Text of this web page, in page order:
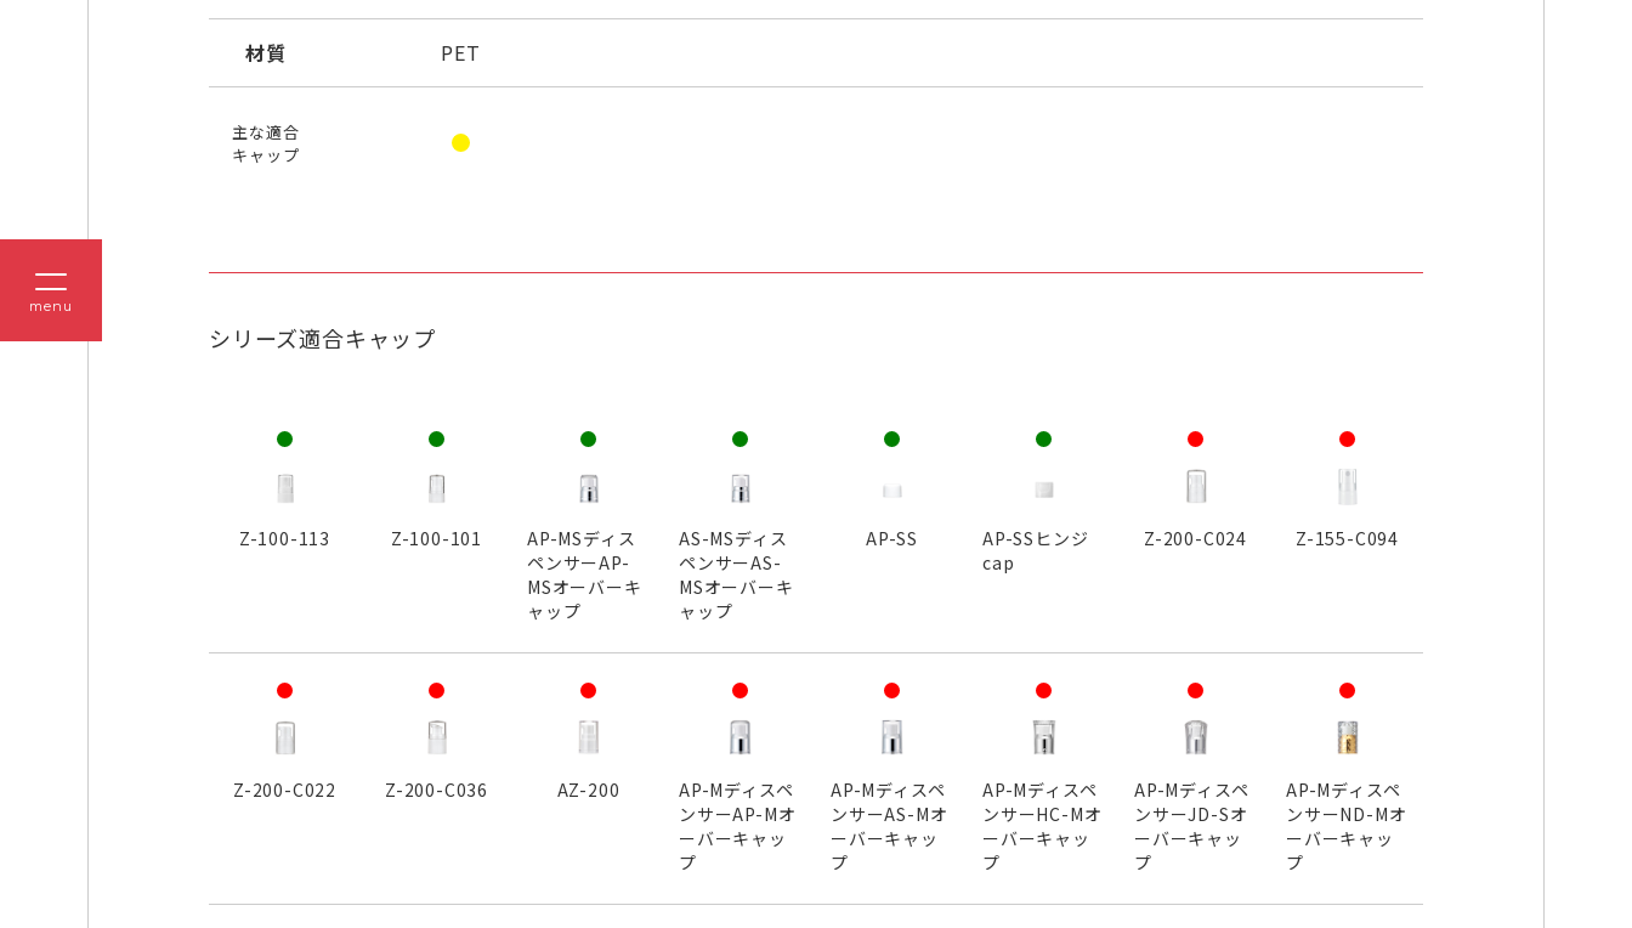
menu
材質
主な適合
キャップ
PET
シリーズ適合キャップ
Z-100-113 Z-100-101
AP-MSディス
ペンサーAP-
MSオーバーキ
ャップ
AS-MSディス
ペンサーAS-
MSオーバーキ
ャップ
AP-SS
AP-SSヒンジ
cap
Z-200-C024 Z-155-C094
Z-200-C022 Z-200-C036 AZ-200
AP-Mディスペ
ンサーAP-Mオ
ーバーキャッ
プ
AP-Mディスペ
ンサーAS-Mオ
ーバーキャッ
プ
AP-Mディスペ
ンサーHC-Mオ
ーバーキャッ
プ
AP-Mディスペ
ンサーJD-Sオ
ーバーキャッ
プ
AP-Mディスペ
ンサーND-Mオ
ーバーキャッ
プ